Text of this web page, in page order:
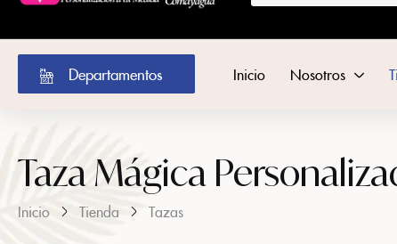
Departamentos Inicio Nosotros
Taza Mágica
Inicio Tienda Tazas